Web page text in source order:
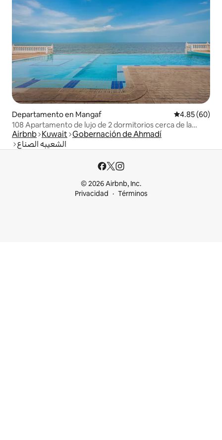
Departamento en Mangaf Calificación
4.85 (60)
108 Apartamento de lujo de 2 dormitorios cerca de la
playa
Airbnb Kuwait Gobernación de Ahmadí
الشعيبه الصناع
© 2026 Airbnb, Inc.
Privacidad
Términos